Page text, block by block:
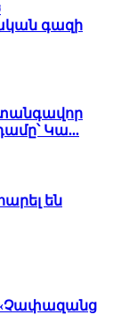
գազի
Կա...
են